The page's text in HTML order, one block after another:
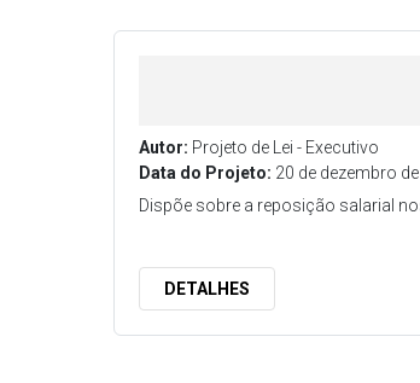
Autor: Projeto de Lei - Executivo
Data do Projeto: 20 de dezembro
Dispõe sobre a reposição salarial
DETALHES